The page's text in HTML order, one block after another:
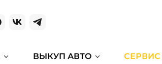
ВЫКУП АВТО СЕРВИС